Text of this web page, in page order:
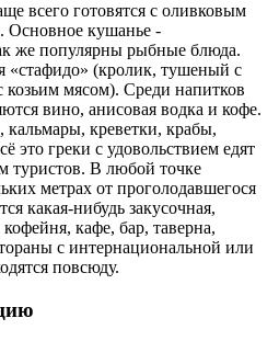
всего готовятся с оливковым
Основное кушанье -
же популярны рыбные блюда.
(кролик, тушеный с
козьим мясом). Среди напитков
вино, анисовая водка и кофе.
креветки, крабы,
это греки с удовольствием едят
туристов. В любой точке
метрах от проголодавшегося
какая-нибудь закусочная,
кафе, бар, таверна,
с интернациональной или
повсюду.